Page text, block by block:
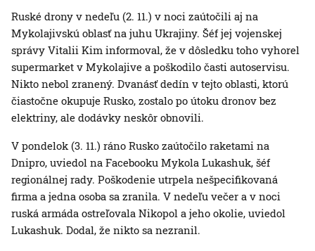
Ruské drony v nedeľu (2. 11.) v noci zaútočili aj na
Mykolajivskú oblasť na juhu Ukrajiny. Šéf jej vojenskej
správy Vitalii Kim informoval, že v dôsledku toho vyhorel
supermarket v Mykolajive a poškodilo časti autoservisu.
Nikto nebol zranený. Dvanásť dedín v tejto oblasti, ktorú
čiastočne okupuje Rusko, zostalo po útoku dronov bez
elektriny, ale dodávky neskôr obnovili.
V pondelok (3. 11.) ráno Rusko zaútočilo raketami na
Dnipro, uviedol na Facebooku Mykola Lukashuk, šéf
regionálnej rady. Poškodenie utrpela nešpecifikovaná
firma a jedna osoba sa zranila. V nedeľu večer a v noci
ruská armáda ostreľovala Nikopol a jeho okolie, uviedol
Lukashuk. Dodal, že nikto sa nezranil.